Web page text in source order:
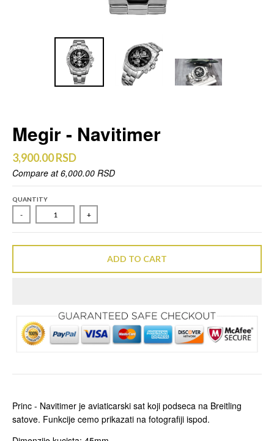
Megir - Navitimer
3,900.00 RSD
Compare at6,000.00 RSD
QUANTITY
- +
ADD TO CART
Princ - Navitimer je aviaticarski sat koji podseca na Breitling
satove. Funkcije cemo prikazati na fotografiji ispod.